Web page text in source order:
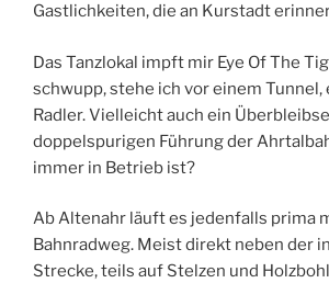
Gastlichkeiten, die an Kurstadt
Das Tanzlokal impft mir Eye Of The
schwupp, stehe ich vor einem Tunnel,
Radler. Vielleicht auch ein
doppelspurigen Führung der
immer in Betrieb ist?
Ab Altenahr läuft es jedenfalls prima
Bahnradweg. Meist direkt neben der
Strecke, teils auf Stelzen und